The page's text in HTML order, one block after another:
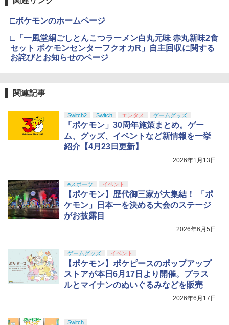
□ポケモンのホームページ
□「一風堂絹ごしとんこつラーメン白丸元味 赤丸新味2食
セット ポケモンセンターフクオカR」自主回収に関する
お詫びとお知らせのページ
関連記事
Switch2 Switch エンタメ ゲームグッズ
「ポケモン」30周年施策まとめ。ゲー
ム、グッズ、イベントなど新情報を一挙
紹介【4月23日更新】
2026年1月13日
eスポーツ イベント
【ポケモン】歴代御三家が大集結！ 「ポ
ケモン」日本一を決める大会のステージ
がお披露目
2026年6月5日
ゲームグッズ イベント
【ポケモン】ポケピースのポップアップ
ストアが本日6月17日より開催。プラス
ルとマイナンのぬいぐるみなどを販売
2026年6月17日
Switch